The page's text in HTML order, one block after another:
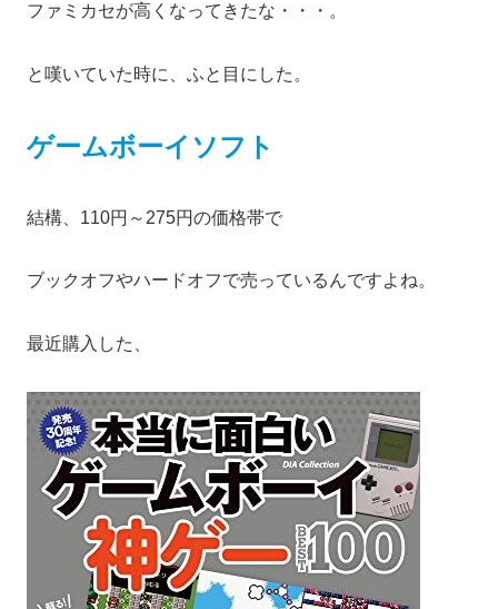
ファミカセが高くなってきたな・・・。
と嘆いていた時に、ふと目にした。
ゲームボーイソフト
結構、110円～275円の価格帯で
ブックオフやハードオフで売っているんですよね。
最近購入した、